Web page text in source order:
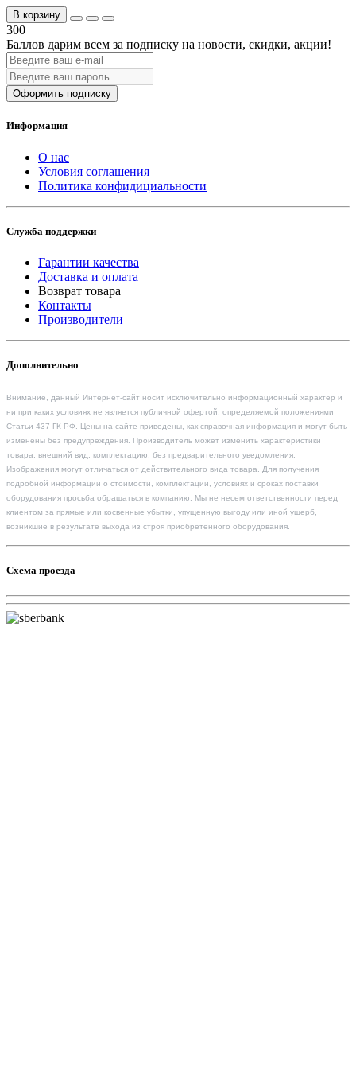
В корзину
300
Баллов дарим всем за подписку на новости, скидки, акции!
Оформить подписку
Информация
О нас
Условия соглашения
Политика конфидициальности
Служба поддержки
Гарантии качества
Доставка и оплата
Возврат товара
Контакты
Производители
Дополнительно
Внимание, данный Интернет-сайт носит исключительно информационный характер и
ни при каких условиях не является публичной офертой, определяемой положениями
Статьи 437 ГК РФ. Цены на сайте приведены, как справочная информация и могут быть
изменены без предупреждения. Производитель может изменить характеристики
товара, внешний вид, комплектацию, без предварительного уведомления.
Изображения могут отличаться от действительного вида товара. Для получения
подробной информации о стоимости, комплектации, условиях и сроках поставки
оборудования просьба обращаться в компанию. Мы не несем ответственности перед
клиентом за прямые или косвенные убытки, упущенную выгоду или иной ущерб,
возникшие в результате выхода из строя приобретенного оборудования.
Схема проезда